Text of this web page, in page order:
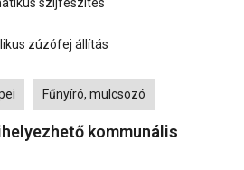
zúzófej állítás
Fűnyíró, mulcsozó
kommunális